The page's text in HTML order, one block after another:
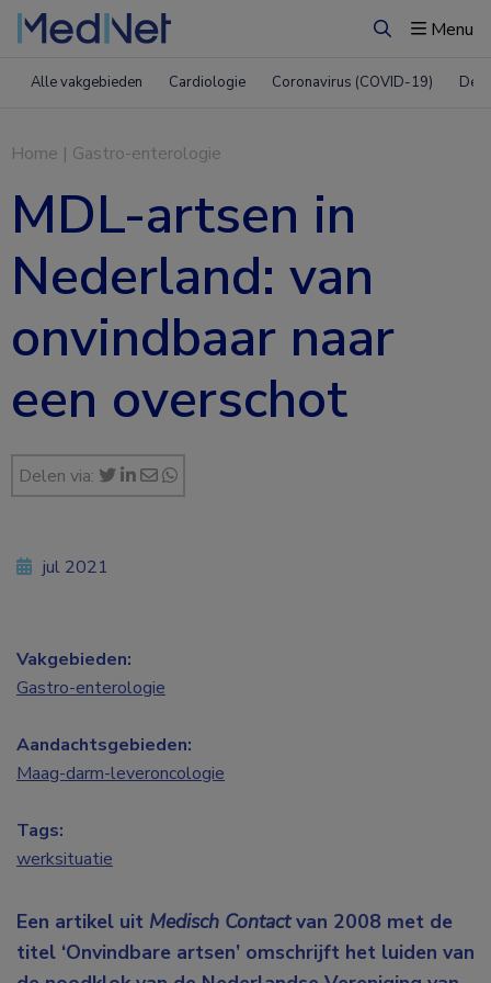
ZoekenMenu
Alle vakgebieden Cardiologie Coronavirus (COVID-19)
Home | Gastro-enterologie
MDL-artsen in
Nederland: van
onvindbaar naar
een overschot
Delen via:
Een artikel uit Medisch Contactvan 2008 met de
titel ‘Onvindbare artsen’ omschrijft het luiden van
jul 2021
Vakgebieden:
Gastro-enterologie
Aandachtsgebieden:
Maag-darm-leveroncologie
Tags:
werksituatie